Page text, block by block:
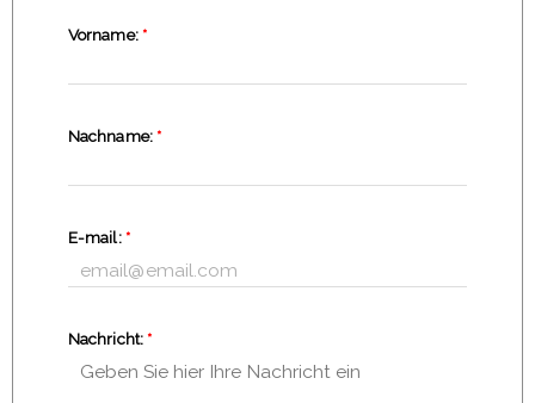
Vorname: *
Nachname: *
E-mail: *
Nachricht: *